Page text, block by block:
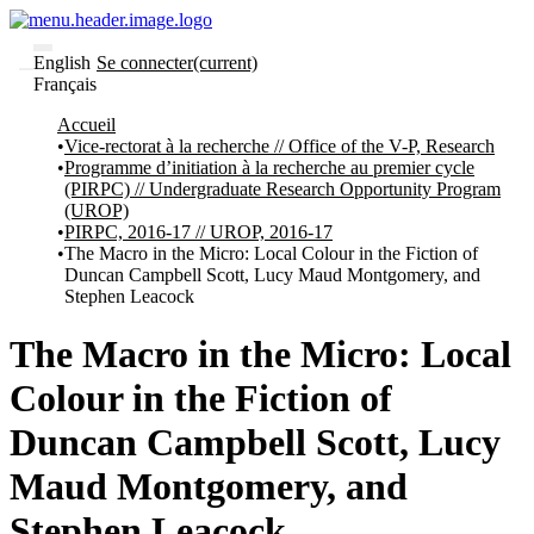
English
Français
Se connecter(current)
et collections
Parcourir
Statistiques
propos
À
propos
Recherche
soumettre
votre
thèse
Comment
déposer
votre
recherche
Politiques
Accueil
Vice-rectorat à la recherche // Office of the V-P, Research
Programme d’initiation à la recherche au premier cycle
(PIRPC) // Undergraduate Research Opportunity Program
(UROP)
PIRPC, 2016-17 // UROP, 2016-17
The Macro in the Micro: Local Colour in the Fiction of
Duncan Campbell Scott, Lucy Maud Montgomery, and
Stephen Leacock
The Macro in the Micro: Local
Colour in the Fiction of
Duncan Campbell Scott, Lucy
Maud Montgomery, and